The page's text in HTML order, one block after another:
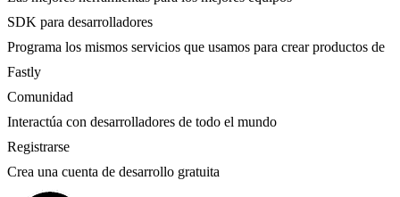
SDK para desarrolladores
Programa los mismos servicios que usamos para crear productos de
Fastly
Comunidad
Interactúa con desarrolladores de todo el mundo
Registrarse
Crea una cuenta de desarrollo gratuita